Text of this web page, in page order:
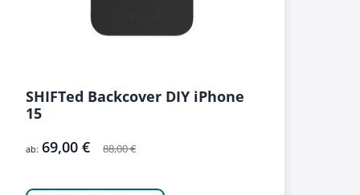
SHIFTed Backcover DIY iPhone
15
88,00 €
ab: 69,00 €